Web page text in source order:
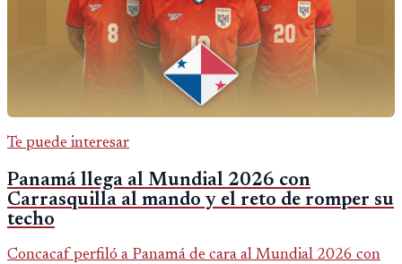
Te puede interesar
Panamá llega al Mundial 2026 con
Carrasquilla al mando y el reto de romper su
techo
Concacaf perfiló a Panamá de cara al Mundial 2026 con